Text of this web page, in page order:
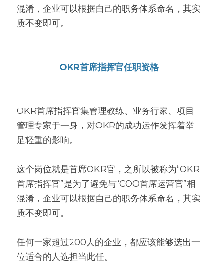
混淆，企业可以根据自己的职务体系命名，其实
质不变即可。
OKR首席指挥官任职资格
OKR首席指挥官集管理教练、业务行家、项目
管理专家于一身，对OKR的成功运作发挥着举
足轻重的影响。
这个岗位就是首席OKR官，之所以被称为“OKR
首席指挥官”是为了避免与“COO首席运营官”相
混淆，企业可以根据自己的职务体系命名，其实
质不变即可。
任何一家超过200人的企业，都应该能够选出一
位适合的人选担当此任。